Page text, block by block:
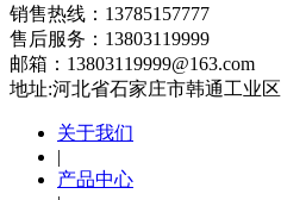
销售热线：13785157777
售后服务：13803119999
邮箱：13803119999@163.com
地址:河北省石家庄市韩通工业区
关于我们
|
产品中心